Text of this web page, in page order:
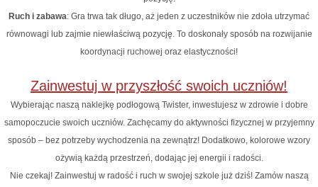
Ruch i zabawa: Gra trwa tak długo, aż jeden z uczestników nie zdoła utrzymać
równowagi lub zajmie niewłaściwą pozycję. To doskonały sposób na rozwijanie
koordynacji ruchowej oraz elastyczności!
Zainwestuj w przyszłość swoich uczniów!
Wybierając naszą naklejkę podłogową Twister, inwestujesz w zdrowie i dobre
samopoczucie swoich uczniów. Zachęcamy do aktywności fizycznej w przyjemny
sposób – bez potrzeby wychodzenia na zewnątrz! Dodatkowo, kolorowe wzory
ożywią każdą przestrzeń, dodając jej energii i radości.
Nie czekaj! Zainwestuj w radość i ruch w swojej szkole już dziś! Zamów naszą